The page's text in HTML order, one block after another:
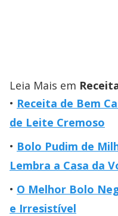
Leia Mais em
Receita de Bem
de Leite Cremoso
Bolo Pudim de
Lembra a Casa da
O Melhor Bolo
e Irresistível